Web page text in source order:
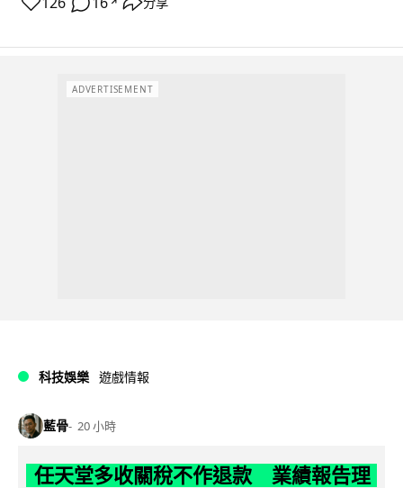
ADVERTISEMENT
科技娛樂 遊戲情報
藍骨 20 小時
任天堂多收關稅不作退款 業績報告理